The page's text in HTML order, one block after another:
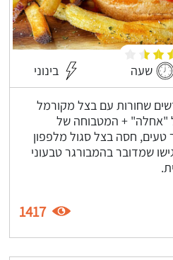
שעה בינוני
שחורות עם בצל מקורמל
"אחלה" + המטבוחה של
חסה בצל סגול מלפפון
שמדובר בהמבורגר טבעוני
1417